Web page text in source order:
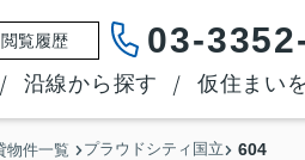
閲覧履歴 03-
沿線から探す 仮住まい
物件一覧 プラウドシティ国立 604